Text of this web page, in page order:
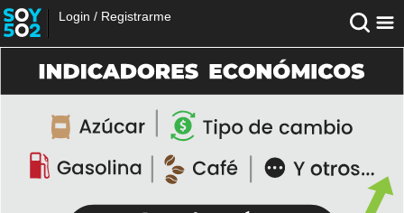
Login / Registrarme